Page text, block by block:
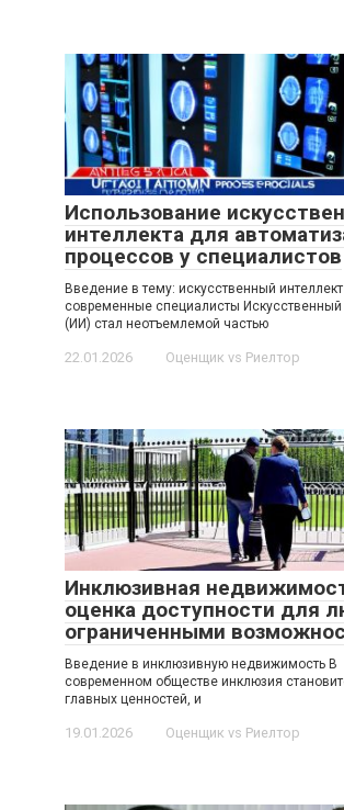
Использование
интеллекта для
процессов у специалистов
Введение в тему: искусственный
современные специалисты Искусственный
(ИИ) стал неотъемлемой частью
22.01.2026 Оценщик vs Риелтор
Инклюзивная
оценка доступности для
ограниченными
Введение в инклюзивную недвижимость В
современном обществе инклюзия
главных ценностей, и
19.01.2026 Оценщик vs Риелтор